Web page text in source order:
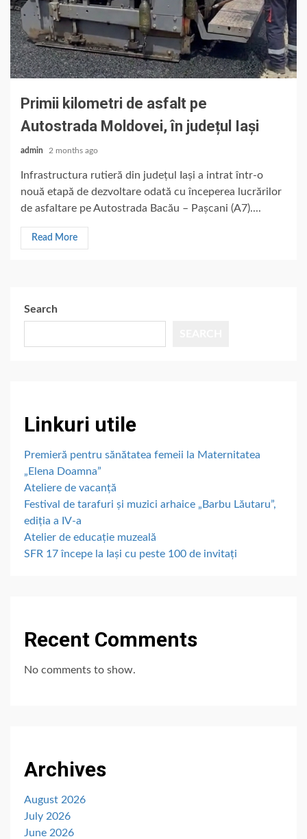
Primii kilometri de asfalt pe
Autostrada Moldovei, în județul Iași
admin 2 months ago
Infrastructura rutieră din județul Iași a intrat într-o
nouă etapă de dezvoltare odată cu începerea lucrărilor
de asfaltare pe Autostrada Bacău – Pașcani (A7)....
Read More
Search
Linkuri utile
Premieră pentru sănătatea femeii la Maternitatea
„Elena Doamna”
Ateliere de vacanță
Festival de tarafuri și muzici arhaice „Barbu Lăutaru”,
ediția a IV-a
Atelier de educație muzeală
SFR 17 începe la Iași cu peste 100 de invitați
Recent Comments
No comments to show.
Archives
August 2026
July 2026
June 2026